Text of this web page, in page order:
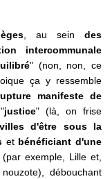
, au sein des
intercommunale
" (non, non, ce
ça y ressemble
manifeste de
"justice" (là, on frise
d'être sous la
et bénéficiant d'une
(par exemple, Lille et,
débouchant